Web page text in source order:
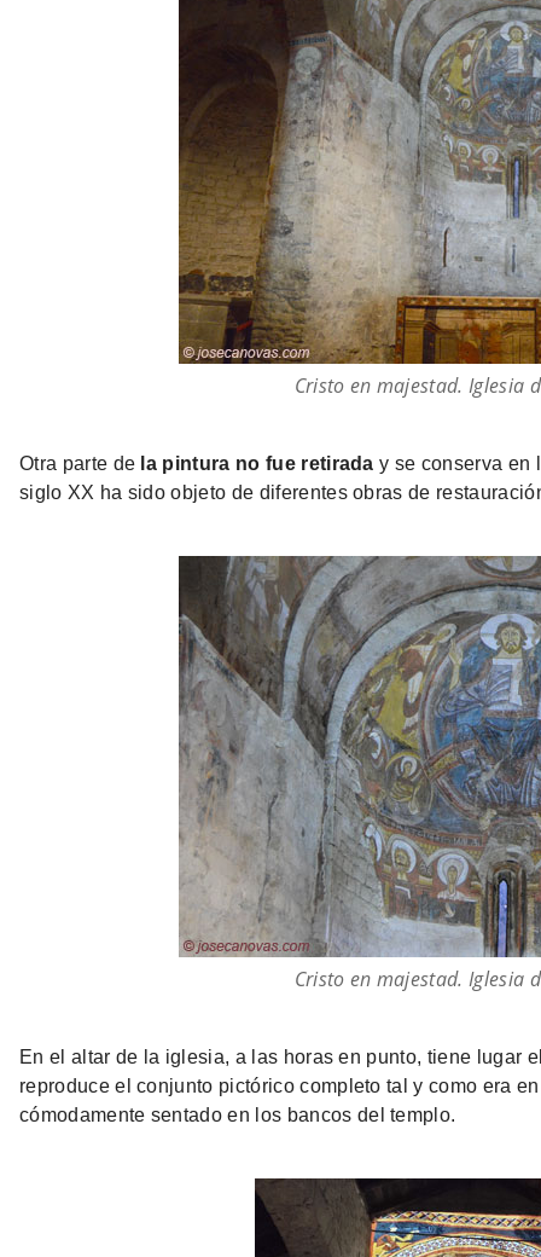
Cristo en majestad. Iglesia
Otra parte de la pintura no fue retirada y se conserva en
siglo XX ha sido objeto de diferentes obras de
Cristo en majestad. Iglesia
En el altar de la iglesia, a las horas en punto, tiene lugar
reproduce el conjunto pictórico completo tal y como era
cómodamente sentado en los bancos del templo.